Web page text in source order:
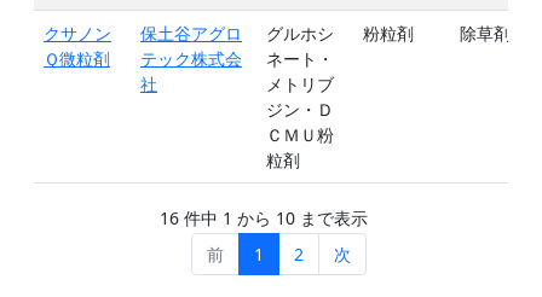
クサノン
Ｑ微粒剤
保土谷アグロ
テック株式会
社
グルホシ
ネート・
メトリブ
ジン・Ｄ
ＣＭＵ粉
粒剤
粉粒剤 除草剤
16 件中 1 から 10 まで表示
前
1 2 次